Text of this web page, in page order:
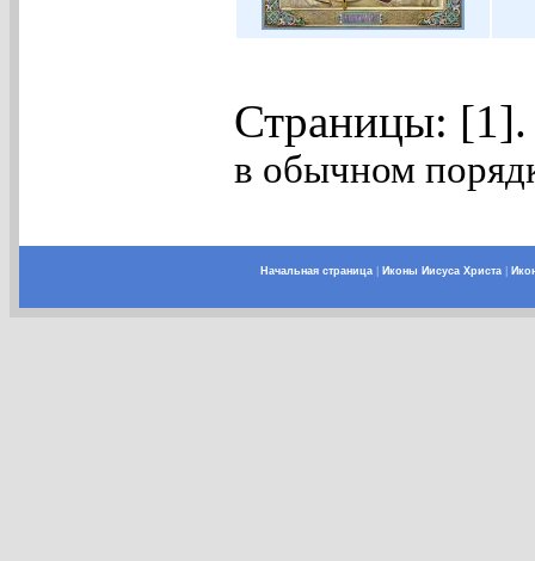
Страницы:
в обычном
Начальная страница| Иконы Иисуса Христа|